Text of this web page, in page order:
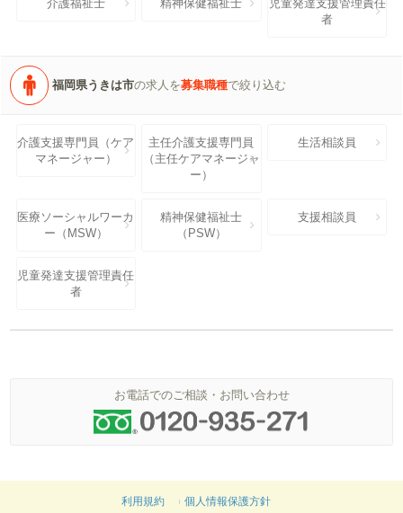
介護福祉士 精神保健福祉士
児童発達支援管理責任
者
福岡県うきは市の求人を募集職種で絞り込む
介護支援専門員（ケア
マネージャー）
主任介護支援専門員
（主任ケアマネージャ
ー）
生活相談員
医療ソーシャルワーカ
ー（MSW）
精神保健福祉士
（PSW）
支援相談員
児童発達支援管理責任
者
お電話でのご相談・お問い合わせ
利用規約 個人情報保護方針